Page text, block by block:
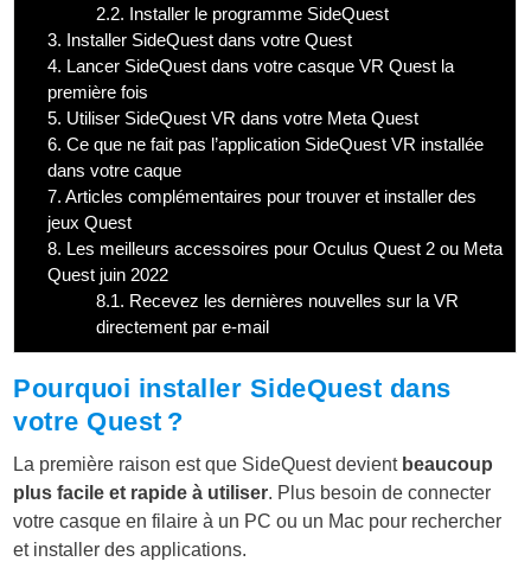
2.2. Installer le programme SideQuest
3. Installer SideQuest dans votre Quest
4. Lancer SideQuest dans votre casque VR Quest la
première fois
5. Utiliser SideQuest VR dans votre Meta Quest
6. Ce que ne fait pas l’application SideQuest VR installée
dans votre caque
7. Articles complémentaires pour trouver et installer des
jeux Quest
8. Les meilleurs accessoires pour Oculus Quest 2 ou Meta
Quest juin 2022
8.1. Recevez les dernières nouvelles sur la VR
directement par e-mail
Pourquoi installer SideQuest dans
votre Quest ?
La première raison est que SideQuest devient beaucoup
plus facile et rapide à utiliser. Plus besoin de connecter
votre casque en filaire à un PC ou un Mac pour rechercher
et installer des applications.